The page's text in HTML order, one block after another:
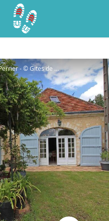
Gîtes de France Le Petit Perrier - © Gites de France Orne